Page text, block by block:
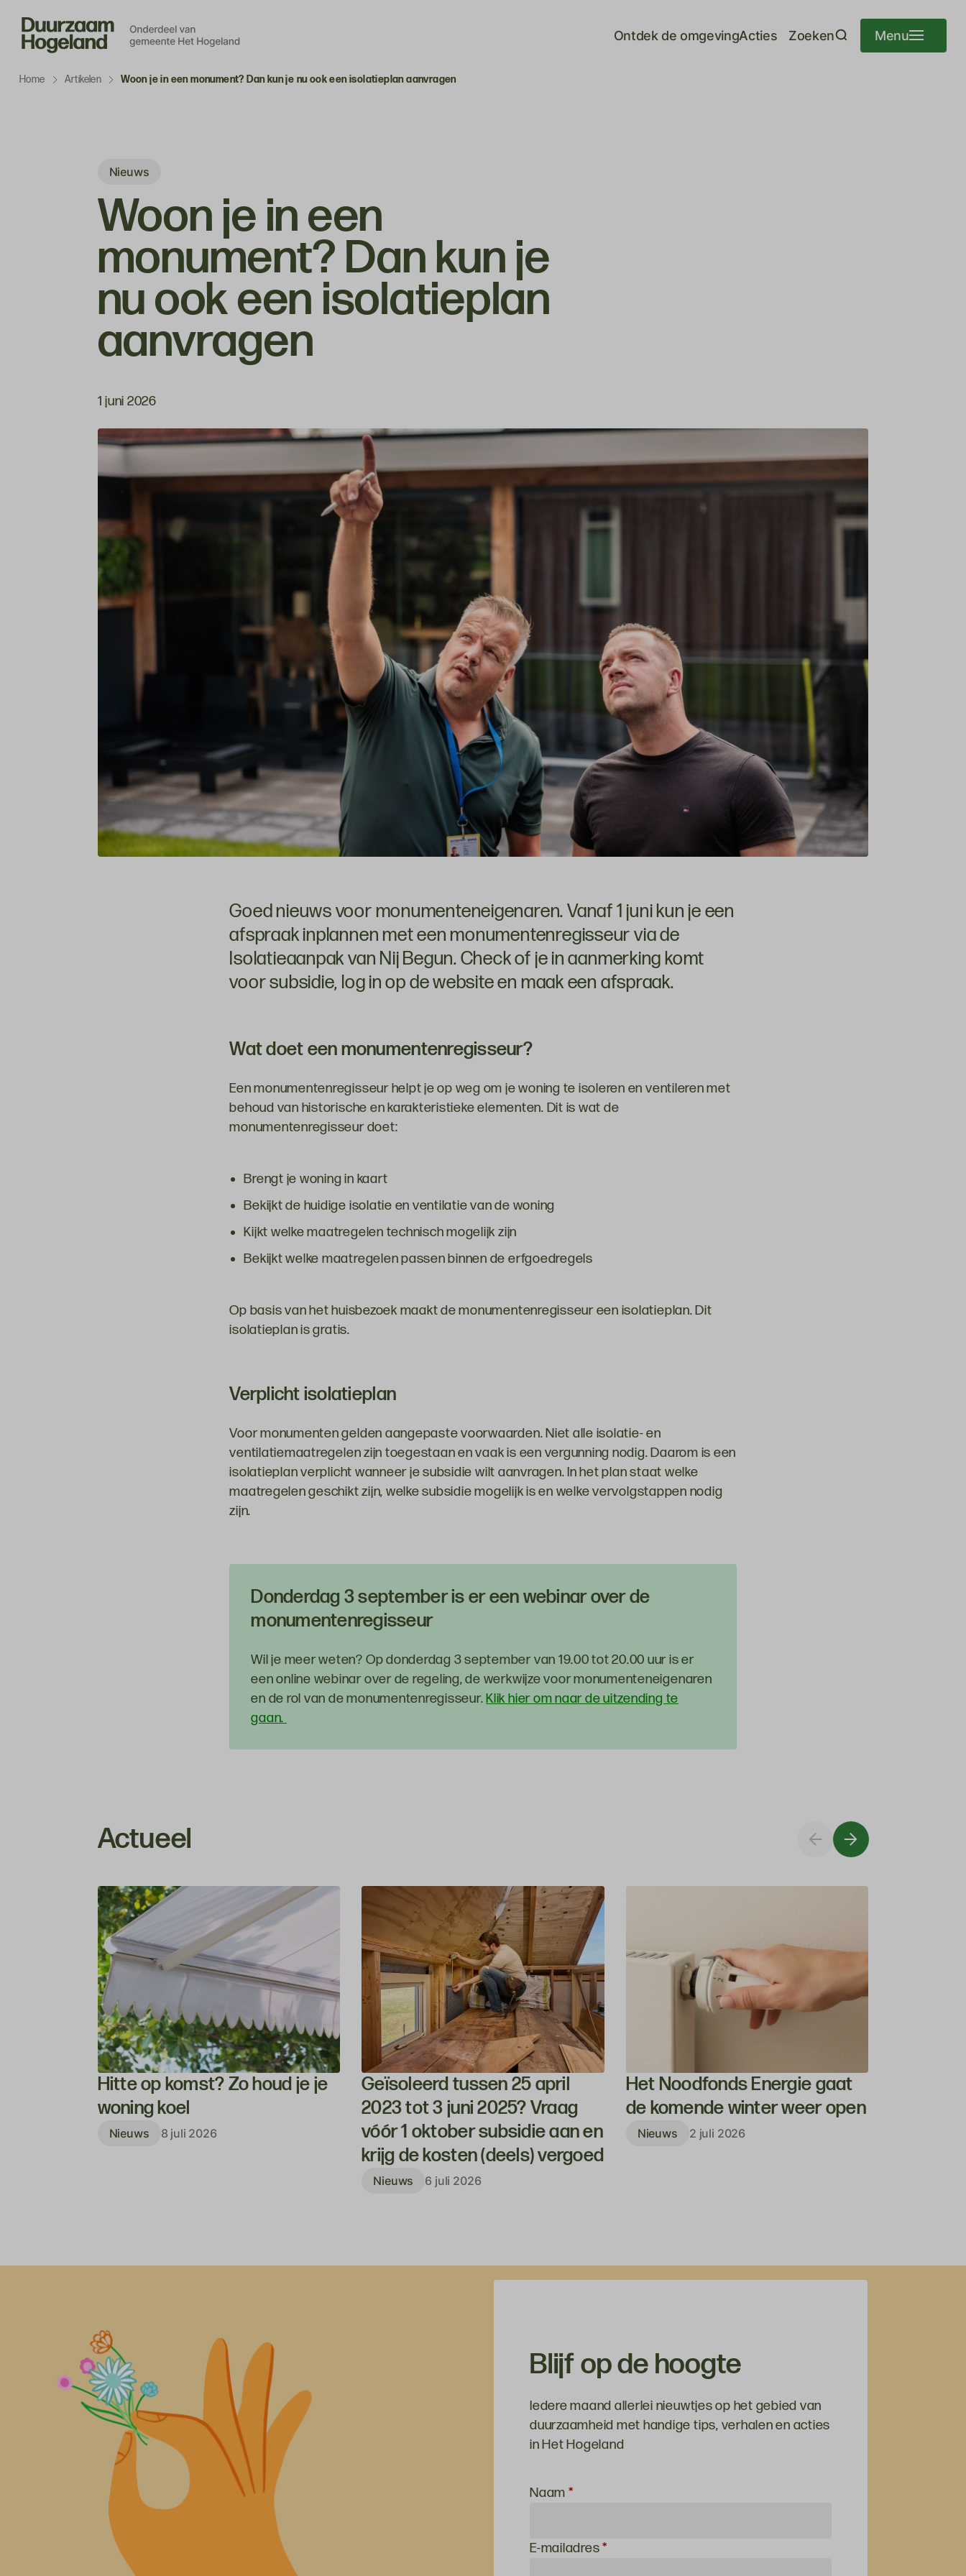
Navigatie
overslaan
Ontdek de omgevingActies Zoeken Menu
Home Artikelen Woon je in een monument? Dan kun je nu ook een isolatieplan aanvragen
Nieuws
Woon je in een
monument? Dan kun je
nu ook een isolatieplan
aanvragen
1 juni 2026
Goed nieuws voor monumenteneigenaren. Vanaf 1 juni kun je een
afspraak inplannen met een monumentenregisseur via de
Isolatieaanpak van Nij Begun. Check of je in aanmerking komt
voor subsidie, log in op de website en maak een afspraak.
Wat doet een monumentenregisseur?
Een monumentenregisseur helpt je op weg om je woning te isoleren en ventileren met
behoud van historische en karakteristieke elementen. Dit is wat de
monumentenregisseur doet:
Brengt je woning in kaart
Bekijkt de huidige isolatie en ventilatie van de woning
Kijkt welke maatregelen technisch mogelijk zijn
Bekijkt welke maatregelen passen binnen de erfgoedregels
Op basis van het huisbezoek maakt de monumentenregisseur een isolatieplan. Dit
isolatieplan is gratis.
Verplicht isolatieplan
Voor monumenten gelden aangepaste voorwaarden. Niet alle isolatie- en
ventilatiemaatregelen zijn toegestaan en vaak is een vergunning nodig. Daarom is een
isolatieplan verplicht wanneer je subsidie wilt aanvragen. In het plan staat welke
maatregelen geschikt zijn, welke subsidie mogelijk is en welke vervolgstappen nodig
zijn.
Donderdag 3 september is er een webinar over de
monumentenregisseur
Wil je meer weten? Op donderdag 3 september van 19.00 tot 20.00 uur is er
een online webinar over de regeling, de werkwijze voor monumenteneigenaren
en de rol van de monumentenregisseur.Klik hier om naar de uitzending te
gaan.
Actueel
Hitte op komst? Zo houd je je
woning koel
Nieuws 8 juli 2026
Geïsoleerd tussen 25 april
2023 tot 3 juni 2025? Vraag
vóór 1 oktober subsidie aan en
krijg de kosten (deels) vergoed
Nieuws 6 juli 2026
Het Noodfonds Energie gaat
de komende winter weer open
Nieuws 2 juli 2026
Blijf op de hoogte
Iedere maand allerlei nieuwtjes op het gebied van
duurzaamheid met handige tips, verhalen en acties
in Het Hogeland
Inschrijven
voor de
Naam *
E-mailadres*